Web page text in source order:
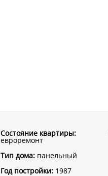
Состояние квартиры:
евроремонт
Тип дома:панельный
Год постройки:1987